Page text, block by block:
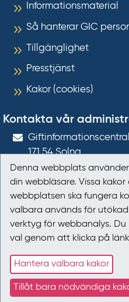
Denna webbplats
din webbläsare. Vissa
webbplatsen ska fungera
valbara används för
verktyg för webbanalys.
val genom att klicka på
Hantera valbara kakor
Tillåt bara nödvändiga
Informationsmaterial
Så hanterar GIC
Tillgänglighet
Presstjänst
Kakor (cookies)
Kontakta vår
171 54 Solna
giftinformation@gic.se
Följ oss
Följ oss på Facebook